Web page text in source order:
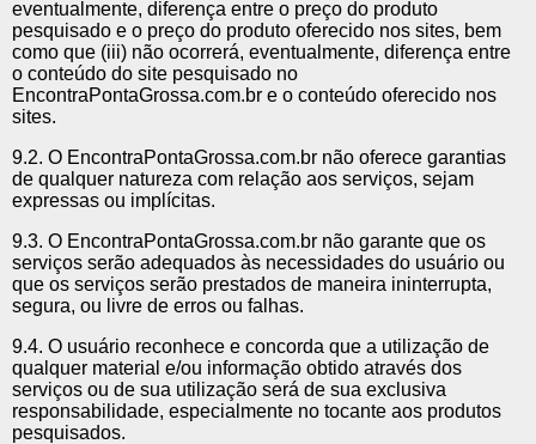
eventualmente, diferença entre o preço do produto
pesquisado e o preço do produto oferecido nos sites, bem
como que (iii) não ocorrerá, eventualmente, diferença entre
o conteúdo do site pesquisado no
EncontraPontaGrossa.com.br e o conteúdo oferecido nos
sites.
9.2. O EncontraPontaGrossa.com.br não oferece garantias
de qualquer natureza com relação aos serviços, sejam
expressas ou implícitas.
9.3. O EncontraPontaGrossa.com.br não garante que os
serviços serão adequados às necessidades do usuário ou
que os serviços serão prestados de maneira ininterrupta,
segura, ou livre de erros ou falhas.
9.4. O usuário reconhece e concorda que a utilização de
qualquer material e/ou informação obtido através dos
serviços ou de sua utilização será de sua exclusiva
responsabilidade, especialmente no tocante aos produtos
pesquisados.